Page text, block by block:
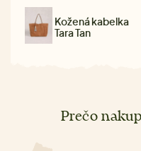
Kožená kabelka
Tara Tan
Prečo